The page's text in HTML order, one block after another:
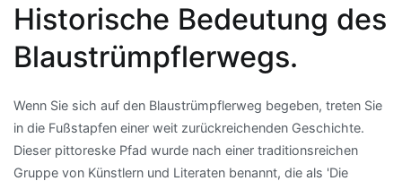
Historische Bedeutung des
Blaustrümpflerwegs.
Wenn Sie sich auf den Blaustrümpflerweg begeben, treten Sie
in die Fußstapfen einer weit zurückreichenden Geschichte.
Dieser pittoreske Pfad wurde nach einer traditionsreichen
Gruppe von Künstlern und Literaten benannt, die als 'Die